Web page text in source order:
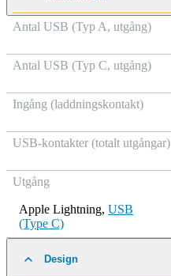
Antal USB (Typ A, utgång)
Antal USB (Typ C, utgång)
Ingång (laddningskontakt)
USB-kontakter (totalt utgångar)
Utgång
Apple Lightning, USB
(Type C)
Design